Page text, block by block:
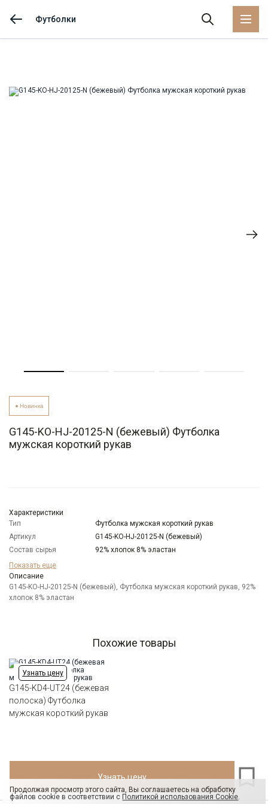
Футболки
Новинка
G145-KO-HJ-20125-N (бежевый) Футболка
мужская короткий рукав
Характеристики
Тип
Футболка мужская короткий рукав
Артикул
G145-KO-HJ-20125-N (бежевый)
Состав сырья
92% хлопок 8% эластан
Бренд
Модель
Цвет
Бежевый
Ворот
Показать еще
Описание
G145-KO-HJ-20125-N (бежевый), Футболка мужская короткий рукав, 92%
хлопок 8% эластан
Похожие товары
Узнать цену
G145-KD4-UT24 (бежевая
полоска) Футболка
мужская короткий рукав
Узнать цену
Продолжая просмотр этого сайта, Вы соглашаетесь на обработку
файлов cookie в соответствии с Политикой использования Cookie.